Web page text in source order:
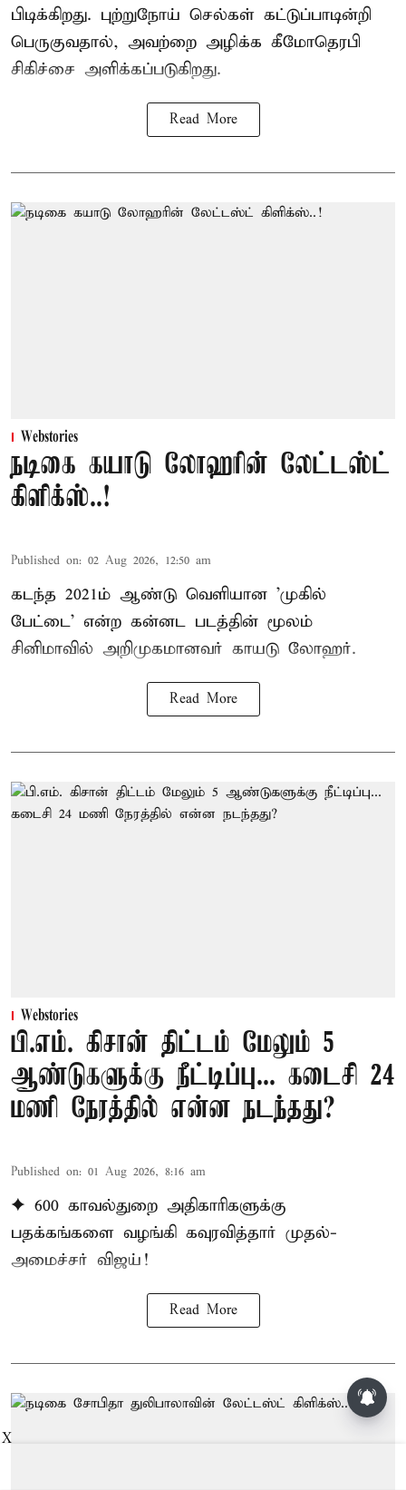
பிடிக்கிறது. புற்றுநோய் செல்கள் கட்டுப்பாடின்றி
பெருகுவதால், அவற்றை அழிக்க கீமோதெரபி
சிகிச்சை அளிக்கப்படுகிறது.
Read More
Webstories
நடிகை கயாடு லோஹரின் லேட்டஸ்ட்
கிளிக்ஸ்..!
Published on: 02 Aug 2026, 12:50 am
கடந்த 2021ம் ஆண்டு வெளியான 'முகில்
பேட்டை' என்ற கன்னட படத்தின் மூலம்
சினிமாவில் அறிமுகமானவர் காயடு லோஹர்.
Read More
Webstories
பி.எம். கிசான் திட்டம் மேலும் 5
ஆண்டுகளுக்கு நீட்டிப்பு... கடைசி 24
மணி நேரத்தில் என்ன நடந்தது?
Published on: 01 Aug 2026, 8:16 am
✦ 600 காவல்துறை அதிகாரிகளுக்கு
பதக்கங்களை வழங்கி கவுரவித்தார் முதல்-
அமைச்சர் விஜய்!
Read More
X
உயர்வு